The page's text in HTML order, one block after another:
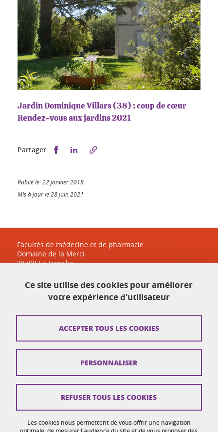
Jardin Dominique Villars (38) : coup de cœur
Rendez-vous aux jardins 2021
Partager Partager sur Facebook
Partager sur LinkedIn
Publié le 22 janvier 2018
Mis à jour le 28 juin 2021
Facultés de médecine et de pharmacie
Domaine de la Merci
38700 La Tronche
sante-accueil@univ-grenoble-alpes.fr
04 38 38 83 30
Crédits
Réclamation / Suggestion d'amélioration
Données personnelles
Gestion des cookies
Ce site utilise des cookies pour améliorer
votre expérience d'utilisateur
Les cookies nous permettent de vous offrir une navigation
ACCEPTER TOUS LES COOKIES
REFUSER TOUS LES COOKIES
PERSONNALISER